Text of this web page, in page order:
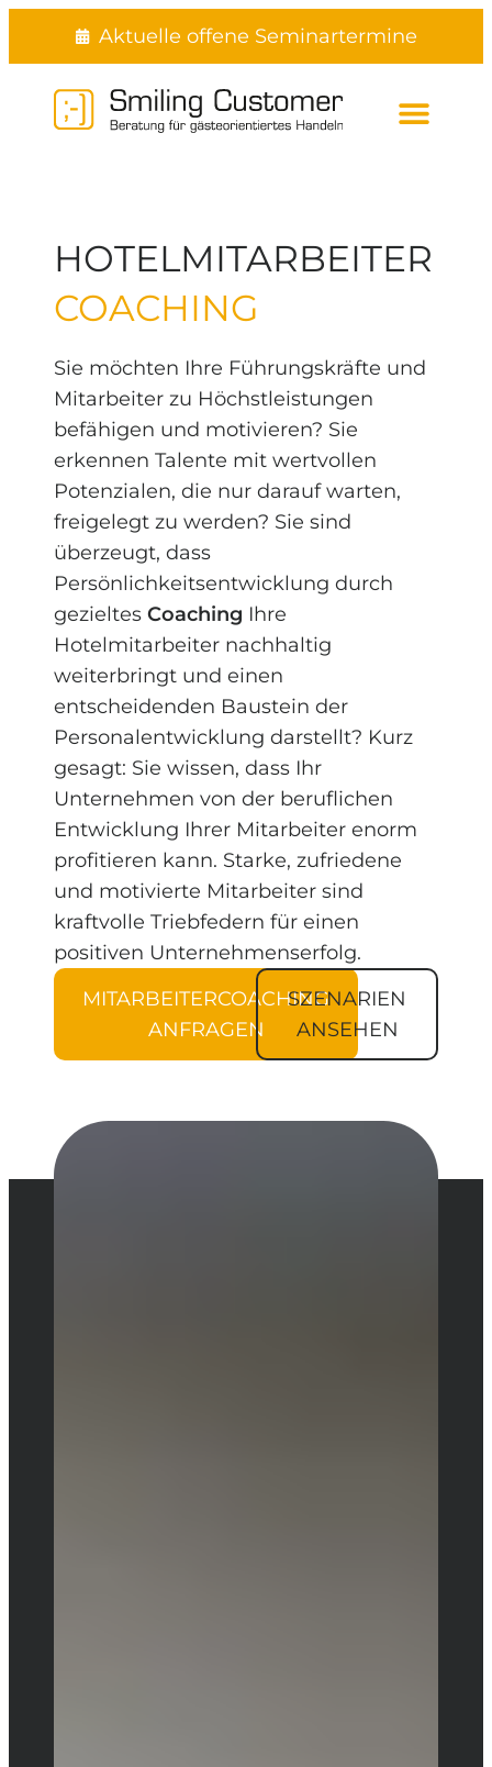
Aktuelle offene Seminartermine
HOTELMITARBEITER
COACHING
Sie möchten Ihre Führungskräfte und
Mitarbeiter zu Höchstleistungen
befähigen und motivieren? Sie
erkennen Talente mit wertvollen
Potenzialen, die nur darauf warten,
freigelegt zu werden? Sie sind
überzeugt, dass
Persönlichkeitsentwicklung durch
gezieltes Coaching Ihre
Hotelmitarbeiter nachhaltig
weiterbringt und einen
entscheidenden Baustein der
Personalentwicklung darstellt? Kurz
gesagt: Sie wissen, dass Ihr
Unternehmen von der beruflichen
Entwicklung Ihrer Mitarbeiter enorm
profitieren kann. Starke, zufriedene
und motivierte Mitarbeiter sind
kraftvolle Triebfedern für einen
positiven Unternehmenserfolg.
MITARBEITERCOACHING
ANFRAGEN
SZENARIEN
ANSEHEN